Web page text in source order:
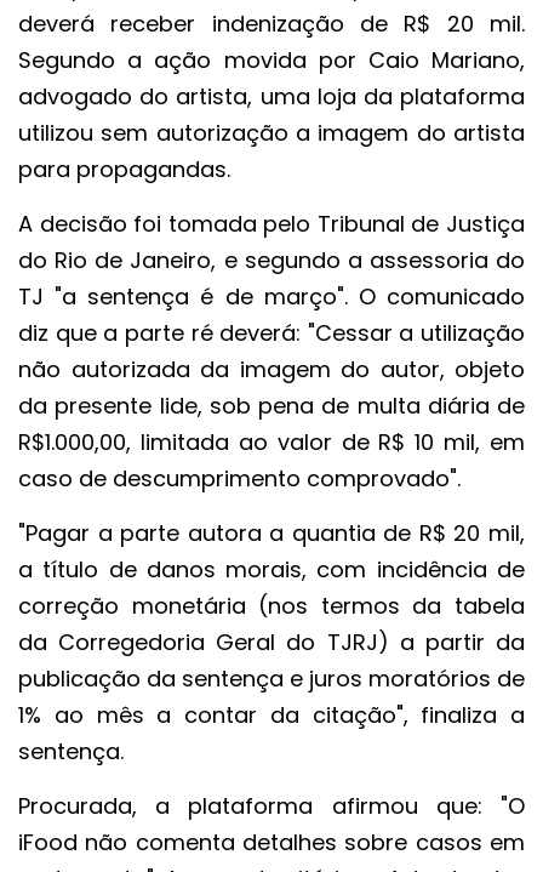
deverá receber indenização de R$ 20 mil.
Segundo a ação movida por Caio Mariano,
advogado do artista, uma loja da plataforma
utilizou sem autorização a imagem do artista
para propagandas.
A decisão foi tomada pelo Tribunal de Justiça
do Rio de Janeiro, e segundo a assessoria do
TJ "a sentença é de março". O comunicado
diz que a parte ré deverá: "Cessar a utilização
não autorizada da imagem do autor, objeto
da presente lide, sob pena de multa diária de
R$1.000,00, limitada ao valor de R$ 10 mil, em
caso de descumprimento comprovado".
"Pagar a parte autora a quantia de R$ 20 mil,
a título de danos morais, com incidência de
correção monetária (nos termos da tabela
da Corregedoria Geral do TJRJ) a partir da
publicação da sentença e juros moratórios de
1% ao mês a contar da citação", finaliza a
sentença.
Procurada, a plataforma afirmou que: "O
iFood não comenta detalhes sobre casos em